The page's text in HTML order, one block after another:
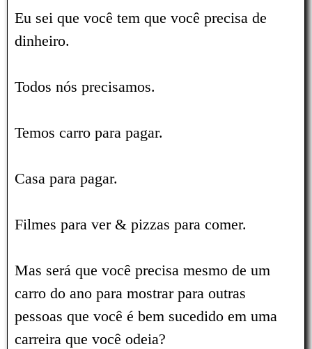
Eu sei que você tem que você precisa de
dinheiro.
Todos nós precisamos.
Temos carro para pagar.
Casa para pagar.
Filmes para ver & pizzas para comer.
Mas será que você precisa mesmo de um
carro do ano para mostrar para outras
pessoas que você é bem sucedido em uma
carreira que você odeia?